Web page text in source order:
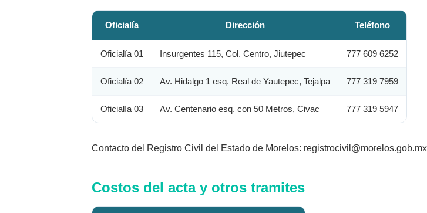
Oficialía Dirección Teléfono
Oficialía 01 Insurgentes 115, Col. Centro, Jiutepec 777 609 6252
Oficialía 02 Av. Hidalgo 1 esq. Real de Yautepec, Tejalpa 777 319 7959
Oficialía 03 Av. Centenario esq. con 50 Metros, Civac 777 319 5947
Contacto del Registro Civil del Estado de Morelos:
Costos del acta y otros tramites